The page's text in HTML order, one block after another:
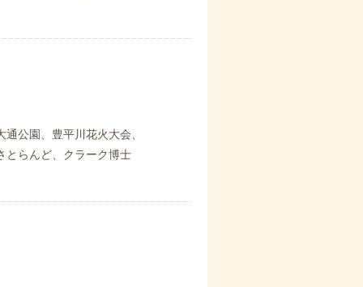
公園、豊平川花火大会、
とらんど、クラーク博士